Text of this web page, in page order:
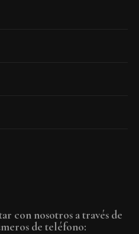
con nosotros a través de
de teléfono: